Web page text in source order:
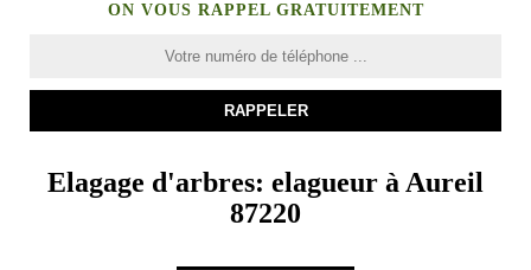
ON VOUS RAPPEL GRATUITEMENT
Elagage d'arbres: elagueur à Aureil
87220